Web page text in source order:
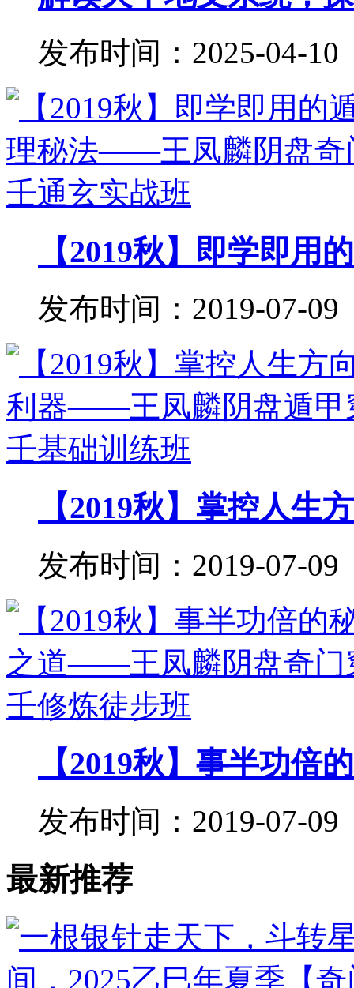
发布时间：2025-04-10
【2019秋】即学即用
发布时间：2019-07-09
【2019秋】掌控人
发布时间：2019-07-09
【2019秋】事半功
发布时间：2019-07-09
最新推荐